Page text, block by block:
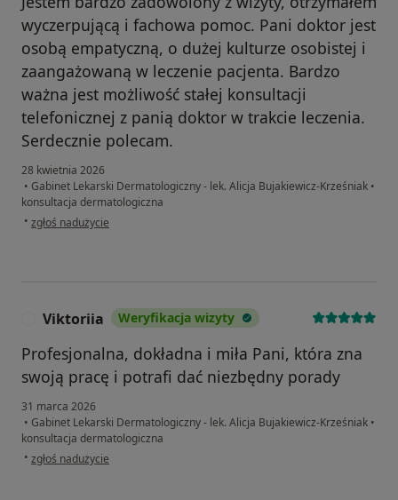
wyczerpującą i fachowa pomoc. Pani doktor jest
osobą empatyczną, o dużej kulturze osobistej i
zaangażowaną w leczenie pacjenta. Bardzo
ważna jest możliwość stałej konsultacji
telefonicznej z panią doktor w trakcie leczenia.
Serdecznie polecam.
28 kwietnia 2026
• Gabinet Lekarski Dermatologiczny - lek. Alicja Bujakiewicz-Krześniak •
konsultacja dermatologiczna
• w opinii użytkownika Jacek A
zgłoś nadużycie
Viktoriia Weryfikacja wizyty
Profesjonalna, dokładna i miła Pani, która zna
swoją pracę i potrafi dać niezbędny porady
31 marca 2026
• Gabinet Lekarski Dermatologiczny - lek. Alicja Bujakiewicz-Krześniak •
konsultacja dermatologiczna
• w opinii użytkownika Viktoriia
zgłoś nadużycie